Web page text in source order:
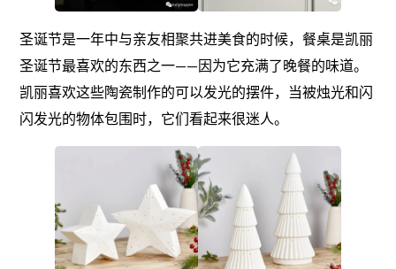
圣诞节是一年中与亲友相聚共进美食的时候，餐桌是凯丽
圣诞节最喜欢的东西之一——因为它充满了晚餐的味道。
凯丽喜欢这些陶瓷制作的可以发光的摆件，当被烛光和闪
闪发光的物体包围时，它们看起来很迷人。